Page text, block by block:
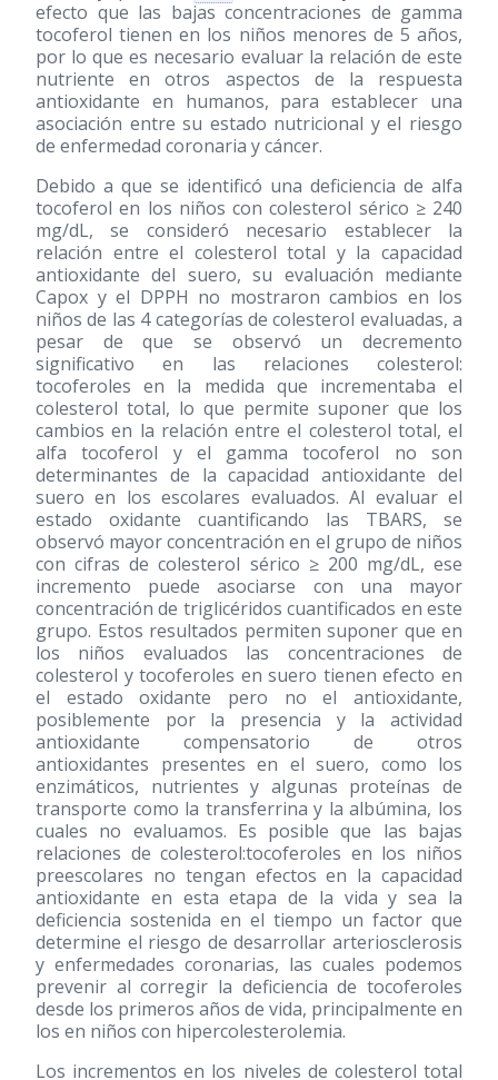
efecto que las bajas concentraciones de gamma
tocoferol tienen en los niños menores de 5 años,
por lo que es necesario evaluar la relación de este
nutriente en otros aspectos de la respuesta
antioxidante en humanos, para establecer una
asociación entre su estado nutricional y el riesgo
de enfermedad coronaria y cáncer.
Debido a que se identificó una deficiencia de alfa
tocoferol en los niños con colesterol sérico ≥ 240
mg/dL, se consideró necesario establecer la
relación entre el colesterol total y la capacidad
antioxidante del suero, su evaluación mediante
Capox y el DPPH no mostraron cambios en los
niños de las 4 categorías de colesterol evaluadas, a
pesar de que se observó un decremento
significativo en las relaciones colesterol:
tocoferoles en la medida que incrementaba el
colesterol total, lo que permite suponer que los
cambios en la relación entre el colesterol total, el
alfa tocoferol y el gamma tocoferol no son
determinantes de la capacidad antioxidante del
suero en los escolares evaluados. Al evaluar el
estado oxidante cuantificando las TBARS, se
observó mayor concentración en el grupo de niños
con cifras de colesterol sérico ≥ 200 mg/dL, ese
incremento puede asociarse con una mayor
concentración de triglicéridos cuantificados en este
grupo. Estos resultados permiten suponer que en
los niños evaluados las concentraciones de
colesterol y tocoferoles en suero tienen efecto en
el estado oxidante pero no el antioxidante,
posiblemente por la presencia y la actividad
antioxidante compensatorio de otros
antioxidantes presentes en el suero, como los
enzimáticos, nutrientes y algunas proteínas de
transporte como la transferrina y la albúmina, los
cuales no evaluamos. Es posible que las bajas
relaciones de colesterol:tocoferoles en los niños
preescolares no tengan efectos en la capacidad
antioxidante en esta etapa de la vida y sea la
deficiencia sostenida en el tiempo un factor que
determine el riesgo de desarrollar arteriosclerosis
y enfermedades coronarias, las cuales podemos
prevenir al corregir la deficiencia de tocoferoles
desde los primeros años de vida, principalmente en
los en niños con hipercolesterolemia.
Los incrementos en los niveles de colesterol total